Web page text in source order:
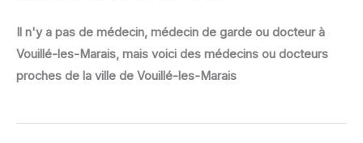
Il n'y a pas de médecin, médecin de garde ou docteur à
Vouillé-les-Marais, mais voici des médecins ou docteurs
proches de la ville de Vouillé-les-Marais